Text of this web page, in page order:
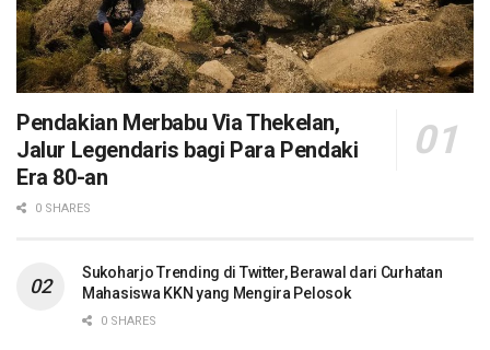
Pendakian Merbabu Via Thekelan,
Jalur Legendaris bagi Para Pendaki
Era 80-an
0 SHARES
Sukoharjo Trending di Twitter, Berawal dari Curhatan
Mahasiswa KKN yang Mengira Pelosok
0 SHARES